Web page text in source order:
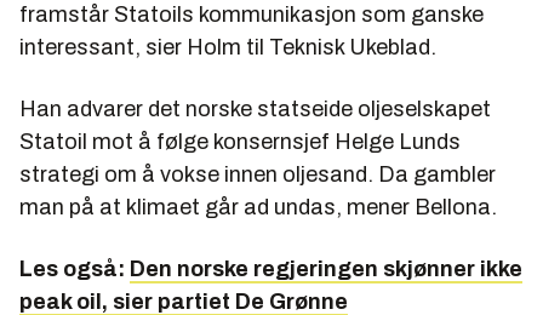
framstår Statoils kommunikasjon som ganske
interessant, sier Holm til Teknisk Ukeblad.
Han advarer det norske statseide oljeselskapet
Statoil mot å følge konsernsjef Helge Lunds
strategi om å vokse innen oljesand. Da gambler
man på at klimaet går ad undas, mener Bellona.
Les også: Den norske regjeringen skjønner ikke
peak oil, sier partiet De Grønne